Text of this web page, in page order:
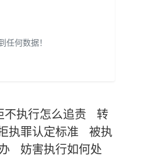
任何数据！
不执行怎么追责
转
执罪认定标准
被执
妨害执行如何处